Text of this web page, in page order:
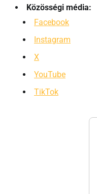
Közösségi média:
Facebook
Instagram
X
YouTube
TikTok